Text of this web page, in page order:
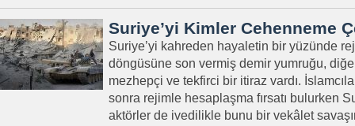
Suriye’yi Kimler Cehenneme
Suriye’yi kahreden hayaletin bir yüzünde
döngüsüne son vermiş demir yumruğu,
mezhepçi ve tekfirci bir itiraz vardı.
sonra rejimle hesaplaşma fırsatı bulurken
aktörler de ivedilikle bunu bir vekâlet